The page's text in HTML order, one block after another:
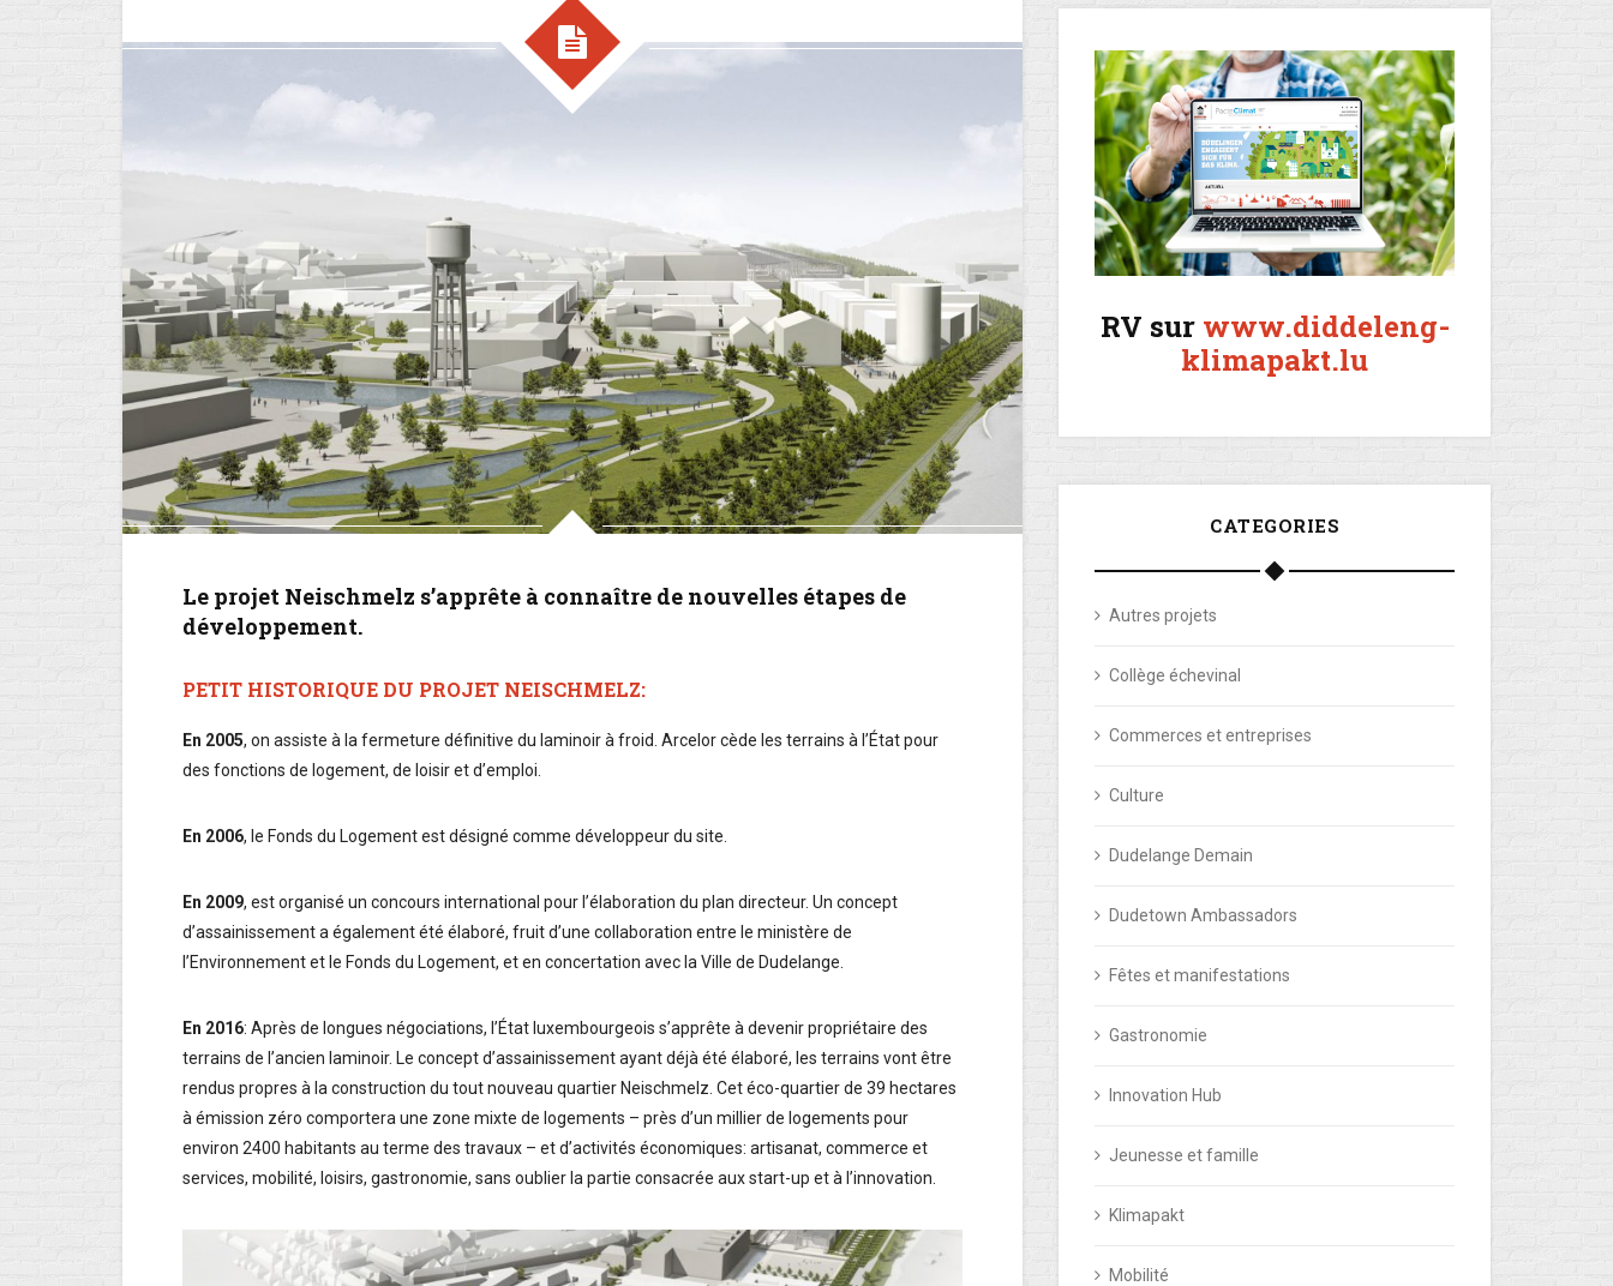
Le projet Neischmelz s’apprête à connaître de nouvelles étapes de
développement.
PETIT HISTORIQUE DU PROJET NEISCHMELZ:
En 2005, on assiste à la fermeture définitive du laminoir à froid. Arcelor cède les terrains à l’État pour
des fonctions de logement, de loisir et d’emploi.
En 2006, le Fonds du Logement est désigné comme développeur du site.
En 2009, est organisé un concours international pour l’élaboration du plan directeur. Un concept
d’assainissement a également été élaboré, fruit d’une collaboration entre le ministère de
l’Environnement et le Fonds du Logement, et en concertation avec la Ville de Dudelange.
En 2016: Après de longues négociations, l’État luxembourgeois s’apprête à devenir propriétaire des
terrains de l’ancien laminoir. Le concept d’assainissement ayant déjà été élaboré, les terrains vont être
rendus propres à la construction du tout nouveau quartier Neischmelz. Cet éco-quartier de 39 hectares
à émission zéro comportera une zone mixte de logements – près d’un millier de logements pour
environ 2400 habitants au terme des travaux – et d’activités économiques: artisanat, commerce et
services, mobilité, loisirs, gastronomie, sans oublier la partie consacrée aux start-up et à l’innovation.
RV sur www.diddeleng-
klimapakt.lu
CATEGORIES
Autres projets
Collège échevinal
Commerces et entreprises
Culture
Dudelange Demain
Dudetown Ambassadors
Fêtes et manifestations
Gastronomie
Innovation Hub
Jeunesse et famille
Klimapakt
Mobilité